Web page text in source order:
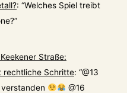
: “Welches Spiel treibt
”
Straße:
rechtliche Schritte: “@13
@16